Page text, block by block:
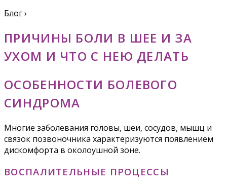
Блог›
ПРИЧИНЫ БОЛИ В ШЕЕ И ЗА
УХОМ И ЧТО С НЕЮ ДЕЛАТЬ
ОСОБЕННОСТИ БОЛЕВОГО
СИНДРОМА
Многие заболевания головы, шеи, сосудов, мышц и
связок позвоночника характеризуются появлением
дискомфорта в околоушной зоне.
ВОСПАЛИТЕЛЬНЫЕ ПРОЦЕССЫ